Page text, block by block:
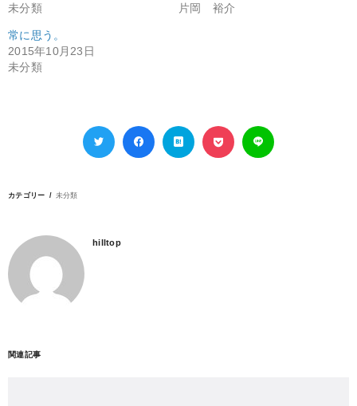
未分類
片岡 裕介
常に思う。
2015年10月23日
未分類
カテゴリー 未分類
hilltop
関連記事